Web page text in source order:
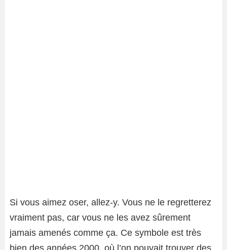
Si vous aimez oser, allez-y. Vous ne le regretterez
vraiment pas, car vous ne les avez sûrement
jamais amenés comme ça. Ce symbole est très